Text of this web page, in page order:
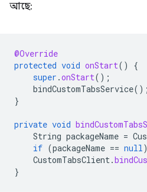
আছে:
@Override
protected void onStart()
{
super .onStart();
bindCustomTabsService();
}
private void
String packageName =
if (packageName == null)
CustomTabsClient.
}